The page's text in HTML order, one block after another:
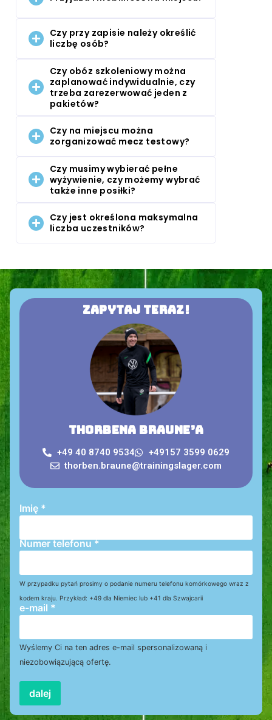
Czy przy zapisie należy określić
liczbę osób?
Czy obóz szkoleniowy można
zaplanować indywidualnie, czy
trzeba zarezerwować jeden z
pakietów?
Czy na miejscu można
zorganizować mecz testowy?
Czy musimy wybierać pełne
wyżywienie, czy możemy wybrać
także inne posiłki?
Czy jest określona maksymalna
liczba uczestników?
Zapytaj teraz!
Thorbena Braune’a
+49 40 8740 9534
+49157 3599 0629
thorben.braune@trainingslager.com
Imię *
Numer telefonu*
W przypadku pytań prosimy o podanie numeru telefonu komórkowego wraz z
kodem kraju. Przykład: +49 dla Niemiec lub +41 dla Szwajcarii
e-mail *
Wyślemy Ci na ten adres e-mail spersonalizowaną i
niezobowiązującą ofertę.
dalej